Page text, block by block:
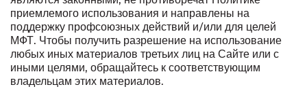
приемлемого использования и направлены на
поддержку профсоюзных действий и/или для целей
МФТ. Чтобы получить разрешение на использование
любых иных материалов третьих лиц на Сайте или с
иными целями, обращайтесь к соответствующим
владельцам этих материалов.